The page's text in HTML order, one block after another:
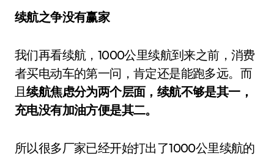
续航之争没有赢家
我们再看续航，1000公里续航到来之前，消费
者买电动车的第一问，肯定还是能跑多远。而
且续航焦虑分为两个层面，续航不够是其一，
充电没有加油方便是其二。
所以很多厂家已经开始打出了1000公里续航的